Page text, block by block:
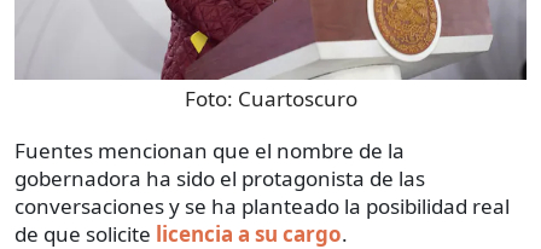
Foto: Cuartoscuro
Fuentes mencionan que el nombre de la
gobernadora ha sido el protagonista de las
conversaciones y se ha planteado la posibilidad real
de que solicite licencia a su cargo.